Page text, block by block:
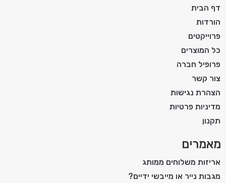
דף הבית
הורדות
פרוייקטים
כל המוצרים
פרופיל חברה
צור קשר
הצהרת נגישות
מדיניות פרטיות
תקנון
מאמרים
אריזות משלוחים ממותג
מגבות נייר או מייבשי ידיים?